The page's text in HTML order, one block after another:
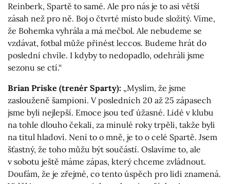
Reinberk, Spartě to samé. Ale pro nás je to asi větší
zásah než pro ně. Boj o čtvrté místo bude složitý. Víme,
že Bohemka vyhrála a má mečbol. Ale nebudeme se
vzdávat, fotbal může přinést leccos. Budeme hrát do
poslední chvíle. I kdyby to nedopadlo, odehráli jsme
sezonu se ctí.“
Brian Priske (trenér Sparty): „Myslím, že jsme
zaslouženě šampioni. V posledních 20 až 25 zápasech
jsme byli nejlepší. Emoce jsou teď úžasné. Lidé v klubu
na tohle dlouho čekali, za minulé roky trpěli, takže byli
na titul hladoví. Není to o mně, je to o celé Spartě. Jsem
šťastný, že toho můžu být součástí. Oslavíme to, ale
v sobotu ještě máme zápas, který chceme zvládnout.
Doufám, že je zřejmé, co tento úspěch pro lidi znamená.